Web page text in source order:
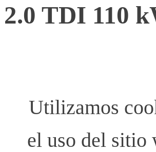
2.0 TDI 110
Utilizamos
el uso del sitio